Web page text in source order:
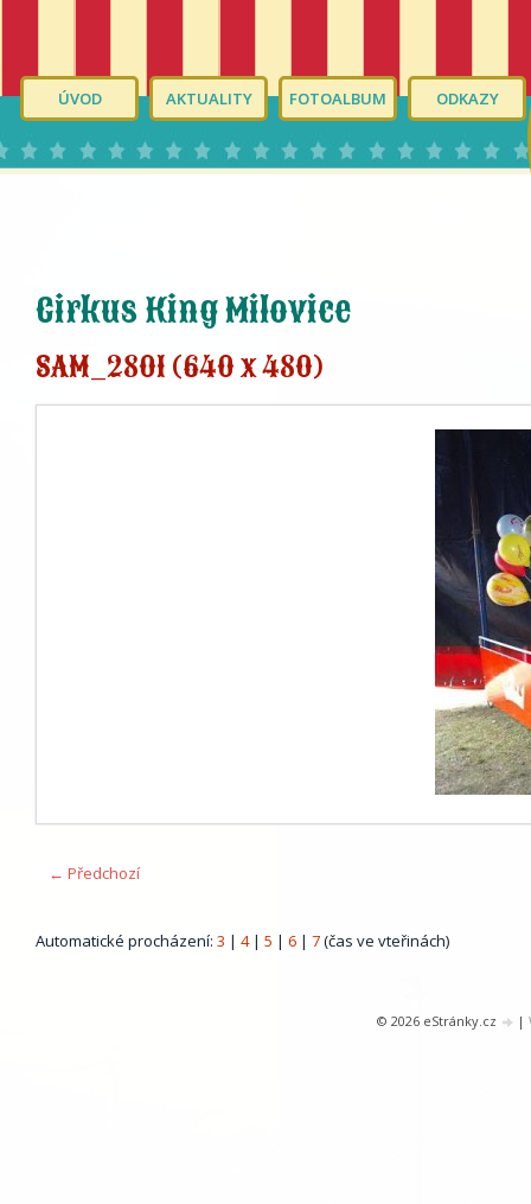
ÚVOD AKTUALITY FOTOALBUM ODKAZY
Cirkus King Milovice
SAM_2801 (640 x 480)
← Předchozí
Automatické procházení: 3 | 4| 5 | 6 | 7(čas ve vteřinách)
© 2026 eStránky.cz |